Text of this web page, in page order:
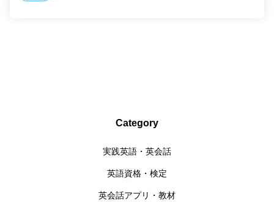
Category
実践英語・英会話
英語資格・検定
英会話アプリ・教材